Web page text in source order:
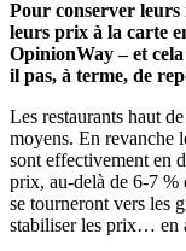
Pour conserver leurs
leurs prix à la carte
OpinionWay – et
il pas, à terme, de
Les restaurants haut
moyens. En revanche
sont effectivement en
prix, au-delà de 6-7 %
se tourneront vers les
stabiliser les prix… en